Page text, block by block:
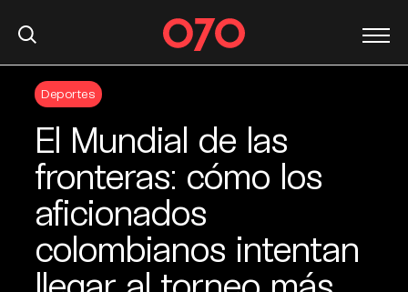
Deportes
El Mundial de las
fronteras: cómo los
aficionados
colombianos intentan